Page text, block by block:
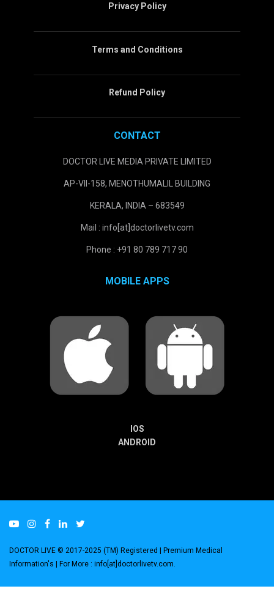
Privacy Policy
Terms and Conditions
Refund Policy
CONTACT
DOCTOR LIVE MEDIA PRIVATE LIMITED
AP-VII-158, MENOTHUMALIL BUILDING
KERALA, INDIA – 683549
Mail : info[at]doctorlivetv.com
Phone : +91 80 789 717 90
MOBILE APPS
IOS
ANDROID
DOCTOR LIVE © 2017-2025 (TM) Registered | Premium Medical
Information's | For More : info[at]doctorlivetv.com